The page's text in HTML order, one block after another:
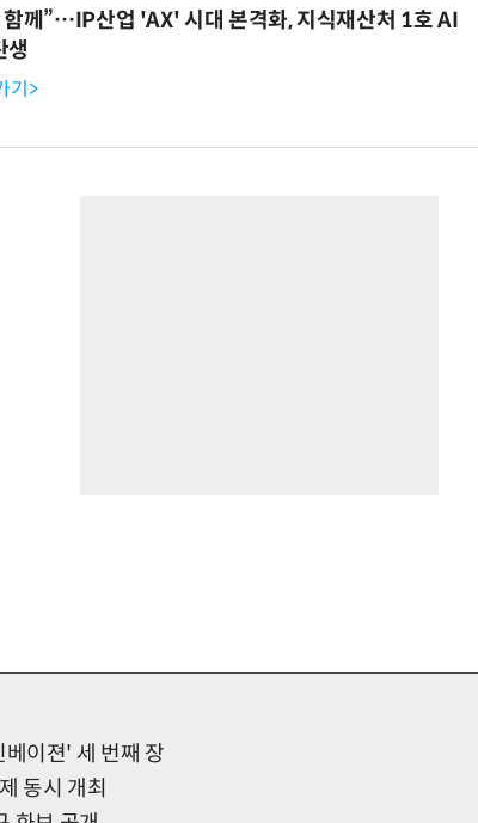
함께”…IP산업 'AX' 시대 본격화, 지식재산처 1호 AI
생
기>
이젼' 세 번째 장
동시 개최